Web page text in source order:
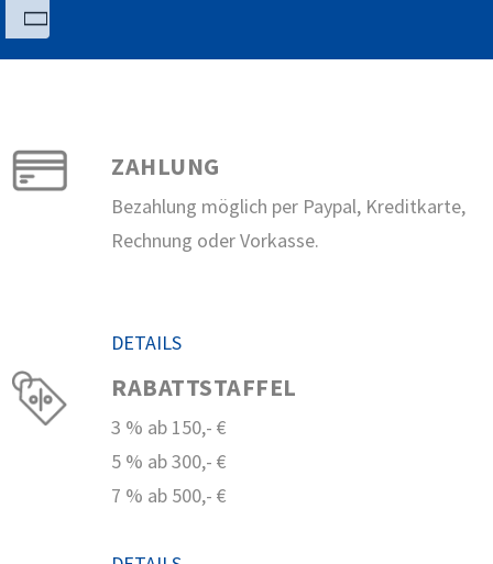
ZAHLUNG
Bezahlung möglich per Paypal, Kreditkarte,
Rechnung oder Vorkasse.
DETAILS
RABATTSTAFFEL
3 % ab 150,- €
5 % ab 300,- €
7 % ab 500,- €